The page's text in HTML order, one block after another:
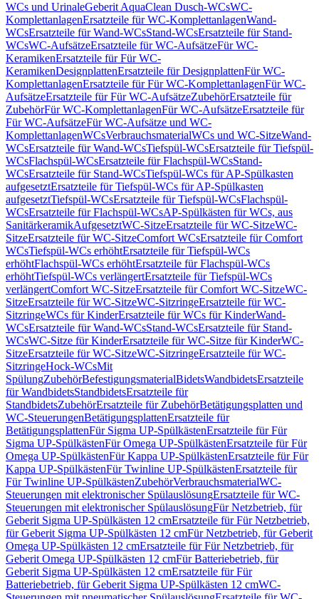
WCs und UrinaleGeberit AquaClean Dusch-WCsWC-
KomplettanlagenErsatzteile für WC-KomplettanlagenWand-
WCsErsatzteile für Wand-WCsStand-WCsErsatzteile für Stand-
WCsWC-AufsätzeErsatzteile für WC-AufsätzeFür WC-
KeramikenErsatzteile für Für WC-
KeramikenDesignplattenErsatzteile für DesignplattenFür WC-
KomplettanlagenErsatzteile für Für WC-KomplettanlagenFür WC-
AufsätzeErsatzteile für Für WC-AufsätzeZubehörErsatzteile für
ZubehörFür WC-KomplettanlagenFür WC-AufsätzeErsatzteile für
Für WC-AufsätzeFür WC-Aufsätze und WC-
KomplettanlagenWCsVerbrauchsmaterialWCs und WC-SitzeWand-
WCsErsatzteile für Wand-WCsTiefspül-WCsErsatzteile für Tiefspül-
WCsFlachspül-WCsErsatzteile für Flachspül-WCsStand-
WCsErsatzteile für Stand-WCsTiefspül-WCs für AP-Spülkasten
aufgesetztErsatzteile für Tiefspül-WCs für AP-Spülkasten
aufgesetztTiefspül-WCsErsatzteile für Tiefspül-WCsFlachspül-
WCsErsatzteile für Flachspül-WCsAP-Spülkästen für WCs, aus
SanitärkeramikAufgesetztWC-SitzeErsatzteile für WC-SitzeWC-
SitzeErsatzteile für WC-SitzeComfort WCsErsatzteile für Comfort
WCsTiefspül-WCs erhöhtErsatzteile für Tiefspül-WCs
erhöhtFlachspül-WCs erhöhtErsatzteile für Flachspül-WCs
erhöhtTiefspül-WCs verlängertErsatzteile für Tiefspül-WCs
verlängertComfort WC-SitzeErsatzteile für Comfort WC-SitzeWC-
SitzeErsatzteile für WC-SitzeWC-SitzringeErsatzteile für WC-
SitzringeWCs für KinderErsatzteile für WCs für KinderWand-
WCsErsatzteile für Wand-WCsStand-WCsErsatzteile für Stand-
WCsWC-Sitze für KinderErsatzteile für WC-Sitze für KinderWC-
SitzeErsatzteile für WC-SitzeWC-SitzringeErsatzteile für WC-
SitzringeHock-WCsMit
SpülungZubehörBefestigungsmaterialBidetsWandbidetsErsatzteile
für WandbidetsStandbidetsErsatzteile für
StandbidetsZubehörErsatzteile für ZubehörBetätigungsplatten und
WC-SteuerungenBetätigungsplattenErsatzteile für
BetätigungsplattenFür Sigma UP-SpülkästenErsatzteile für Für
Sigma UP-SpülkästenFür Omega UP-SpülkästenErsatzteile für Für
Omega UP-SpülkästenFür Kappa UP-SpülkästenErsatzteile für Für
Kappa UP-SpülkästenFür Twinline UP-SpülkästenErsatzteile für
Für Twinline UP-SpülkästenZubehörVerbrauchsmaterialWC-
Steuerungen mit elektronischer SpülauslösungErsatzteile für WC-
Steuerungen mit elektronischer SpülauslösungFür Netzbetrieb, für
Geberit Sigma UP-Spülkästen 12 cmErsatzteile für Für Netzbetrieb,
für Geberit Sigma UP-Spülkästen 12 cmFür Netzbetrieb, für Geberit
Omega UP-Spülkästen 12 cmErsatzteile für Für Netzbetrieb, für
Geberit Omega UP-Spülkästen 12 cmFür Batteriebetrieb, für
Geberit Sigma UP-Spülkästen 12 cmErsatzteile für Für
Batteriebetrieb, für Geberit Sigma UP-Spülkästen 12 cmWC-